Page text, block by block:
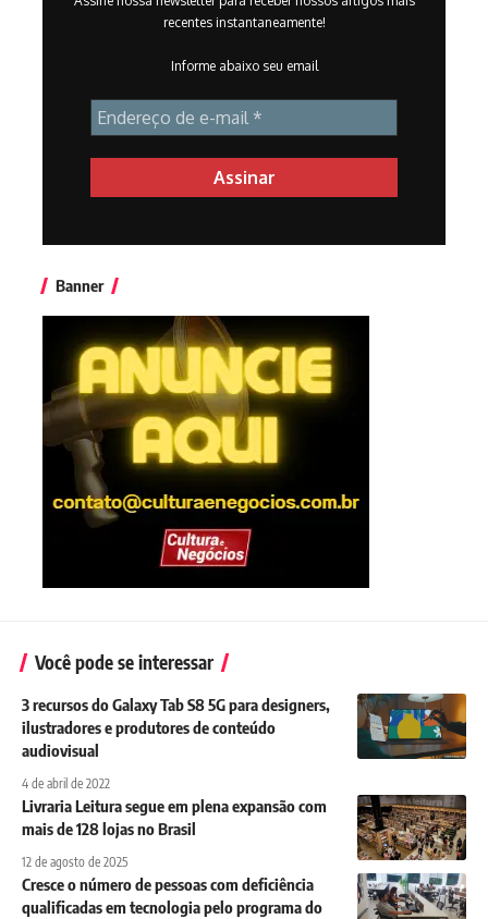
recentes instantaneamente!
Informe abaixo seu email
Banner
Você pode se interessar
3 recursos do Galaxy Tab S8 5G para designers,
ilustradores e produtores de conteúdo
audiovisual
4 de abril de 2022
Livraria Leitura segue em plena expansão com
mais de 128 lojas no Brasil
12 de agosto de 2025
Cresce o número de pessoas com deficiência
qualificadas em tecnologia pelo programa do